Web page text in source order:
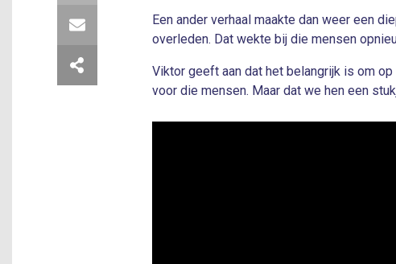
Een ander verhaal maakte dan weer een
overleden. Dat wekte bij die mensen
Viktor geeft aan dat het belangrijk is om
voor die mensen. Maar dat we hen een